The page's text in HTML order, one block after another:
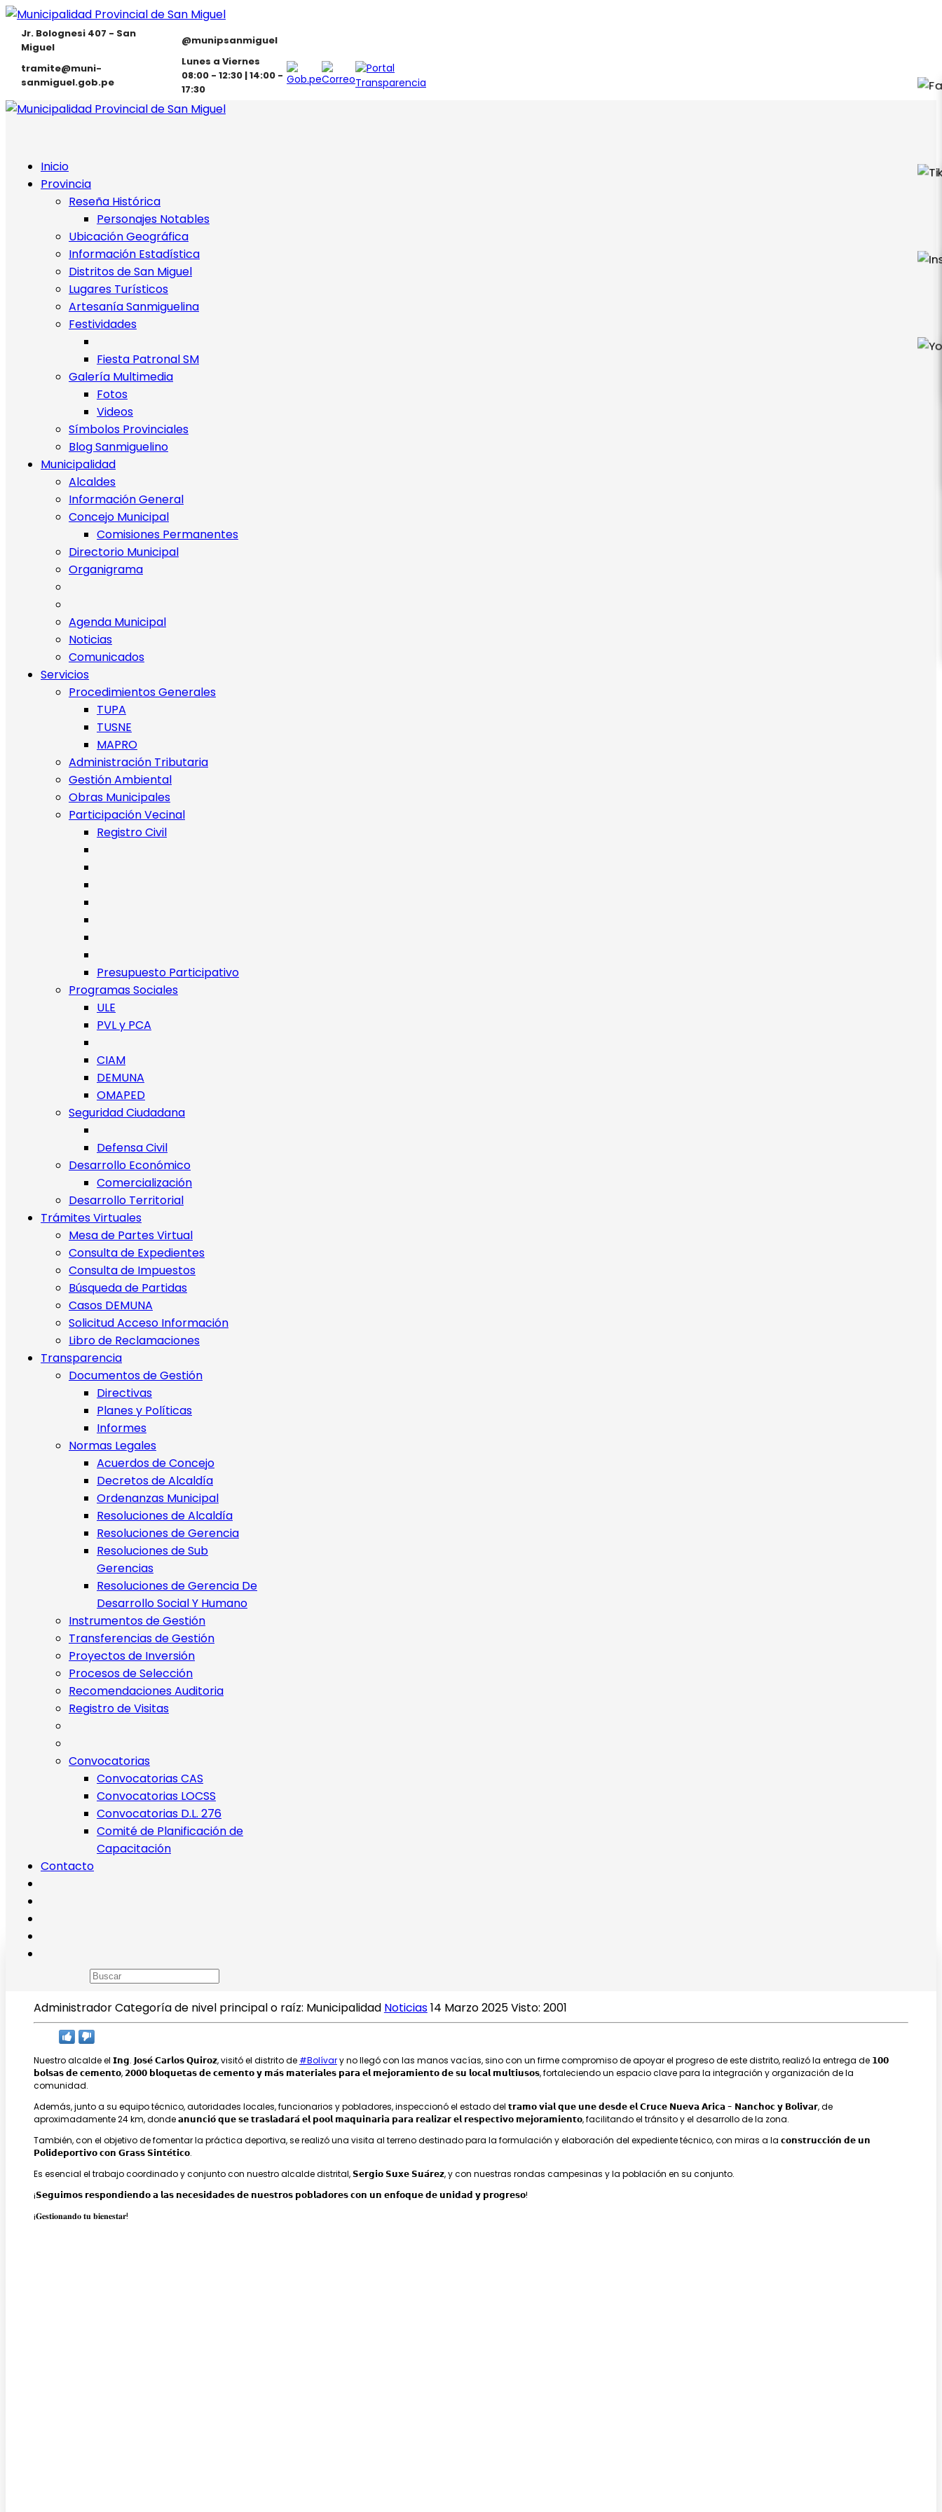
Jr. Bolognesi 407 - San
Miguel
@munipsanmiguel
tramite@muni-
sanmiguel.gob.pe
Lunes a Viernes
08:00 - 12:30 | 14:00 -
17:30
Inicio
Provincia
Reseña Histórica
Personajes Notables
Ubicación Geográfica
Información Estadística
Distritos de San Miguel
Lugares Turísticos
Artesanía Sanmiguelina
Festividades
Fiesta Patronal SM
Galería Multimedia
Fotos
Videos
Símbolos Provinciales
Blog Sanmiguelino
Municipalidad
Alcaldes
Información General
Concejo Municipal
Comisiones Permanentes
Directorio Municipal
Organigrama
Agenda Municipal
Noticias
Comunicados
Servicios
Procedimientos Generales
TUPA
TUSNE
MAPRO
Administración Tributaria
Gestión Ambiental
Obras Municipales
Participación Vecinal
Registro Civil
Presupuesto Participativo
Programas Sociales
ULE
PVL y PCA
CIAM
DEMUNA
OMAPED
Seguridad Ciudadana
Defensa Civil
Desarrollo Económico
Comercialización
Desarrollo Territorial
Trámites Virtuales
Mesa de Partes Virtual
Consulta de Expedientes
Consulta de Impuestos
Búsqueda de Partidas
Casos DEMUNA
Solicitud Acceso Información
Libro de Reclamaciones
Transparencia
Documentos de Gestión
Directivas
Planes y Políticas
Informes
Normas Legales
Acuerdos de Concejo
Decretos de Alcaldía
Ordenanzas Municipal
Resoluciones de Alcaldía
Resoluciones de Gerencia
Resoluciones de Sub
Gerencias
Resoluciones de Gerencia De
Desarrollo Social Y Humano
Instrumentos de Gestión
Transferencias de Gestión
Proyectos de Inversión
Procesos de Selección
Recomendaciones Auditoria
Registro de Visitas
Convocatorias
Convocatorias CAS
Convocatorias LOCSS
Convocatorias D.L. 276
Comité de Planificación de
Capacitación
Contacto
𝗗𝗜𝗦𝗧𝗥𝗜𝗧𝗢 𝗗𝗘 𝗕𝗢𝗟𝗜́𝗩𝗔𝗥: ¡𝗮𝗹𝗰𝗮𝗹𝗱𝗲 𝗽𝗿𝗼𝘃𝗶𝗻𝗰𝗶𝗮𝗹 𝗹𝗹𝗲𝗴𝗼́ 𝗰𝗼𝗻 𝘀𝗼𝗹𝘂𝗰𝗶𝗼𝗻𝗲𝘀 𝗲𝗻 𝗺𝗮𝗻𝗼!
AdministradorCategoría de nivel principal o raíz: Municipalidad Noticias14 Marzo 2025Visto: 2001
Nuestro alcalde el 𝗜𝗻𝗴. 𝗝𝗼𝘀𝗲́ 𝗖𝗮𝗿𝗹𝗼𝘀 𝗤𝘂𝗶𝗿𝗼𝘇, visitó el distrito de #Bolívary no llegó con las manos vacías, sino con un firme compromiso de apoyar el progreso de este distrito, realizó la entrega de 𝟭𝟬𝟬
𝗯𝗼𝗹𝘀𝗮𝘀 𝗱𝗲 𝗰𝗲𝗺𝗲𝗻𝘁𝗼, 𝟮𝟬𝟬𝟬 𝗯𝗹𝗼𝗾𝘂𝗲𝘁𝗮𝘀 𝗱𝗲 𝗰𝗲𝗺𝗲𝗻𝘁𝗼 𝘆 𝗺𝗮́𝘀 𝗺𝗮𝘁𝗲𝗿𝗶𝗮𝗹𝗲𝘀 𝗽𝗮𝗿𝗮 𝗲𝗹 𝗺𝗲𝗷𝗼𝗿𝗮𝗺𝗶𝗲𝗻𝘁𝗼 𝗱𝗲 𝘀𝘂 𝗹𝗼𝗰𝗮𝗹 𝗺𝘂𝗹𝘁𝗶𝘂𝘀𝗼𝘀, fortaleciendo un espacio clave para la integración y organización de la
comunidad.
Además, junto a su equipo técnico, autoridades locales, funcionarios y pobladores, inspeccionó el estado del 𝘁𝗿𝗮𝗺𝗼 𝘃𝗶𝗮𝗹 𝗾𝘂𝗲 𝘂𝗻𝗲 𝗱𝗲𝘀𝗱𝗲 𝗲𝗹 𝗖𝗿𝘂𝗰𝗲 𝗡𝘂𝗲𝘃𝗮 𝗔𝗿𝗶𝗰𝗮 - 𝗡𝗮𝗻𝗰𝗵𝗼𝗰 𝘆 𝗕𝗼𝗹𝗶́𝘃𝗮𝗿, de
aproximadamente 24 km, donde 𝗮𝗻𝘂𝗻𝗰𝗶𝗼́ 𝗾𝘂𝗲 𝘀𝗲 𝘁𝗿𝗮𝘀𝗹𝗮𝗱𝗮𝗿𝗮́ 𝗲𝗹 𝗽𝗼𝗼𝗹 𝗺𝗮𝗾𝘂𝗶𝗻𝗮𝗿𝗶𝗮 𝗽𝗮𝗿𝗮 𝗿𝗲𝗮𝗹𝗶𝘇𝗮𝗿 𝗲𝗹 𝗿𝗲𝘀𝗽𝗲𝗰𝘁𝗶𝘃𝗼 𝗺𝗲𝗷𝗼𝗿𝗮𝗺𝗶𝗲𝗻𝘁𝗼, facilitando el tránsito y el desarrollo de la zona.
También, con el objetivo de fomentar la práctica deportiva, se realizó una visita al terreno destinado para la formulación y elaboración del expediente técnico, con miras a la 𝗰𝗼𝗻𝘀𝘁𝗿𝘂𝗰𝗰𝗶𝗼́𝗻 𝗱𝗲 𝘂𝗻
𝗣𝗼𝗹𝗶𝗱𝗲𝗽𝗼𝗿𝘁𝗶𝘃𝗼 𝗰𝗼𝗻 𝗚𝗿𝗮𝘀𝘀 𝗦𝗶𝗻𝘁𝗲́𝘁𝗶𝗰𝗼.
Es esencial el trabajo coordinado y conjunto con nuestro alcalde distrital, 𝗦𝗲𝗿𝗴𝗶𝗼 𝗦𝘂𝘅𝗲 𝗦𝘂𝗮́𝗿𝗲𝘇, y con nuestras rondas campesinas y la población en su conjunto.
¡𝗦𝗲𝗴𝘂𝗶𝗺𝗼𝘀 𝗿𝗲𝘀𝗽𝗼𝗻𝗱𝗶𝗲𝗻𝗱𝗼 𝗮 𝗹𝗮𝘀 𝗻𝗲𝗰𝗲𝘀𝗶𝗱𝗮𝗱𝗲𝘀 𝗱𝗲 𝗻𝘂𝗲𝘀𝘁𝗿𝗼𝘀 𝗽𝗼𝗯𝗹𝗮𝗱𝗼𝗿𝗲𝘀 𝗰𝗼𝗻 𝘂𝗻 𝗲𝗻𝗳𝗼𝗾𝘂𝗲 𝗱𝗲 𝘂𝗻𝗶𝗱𝗮𝗱 𝘆 𝗽𝗿𝗼𝗴𝗿𝗲𝘀𝗼!
¡𝐆𝐞𝐬𝐭𝐢𝐨𝐧𝐚𝐧𝐝𝐨 𝐭𝐮 𝐛𝐢𝐞𝐧𝐞𝐬𝐭𝐚𝐫!